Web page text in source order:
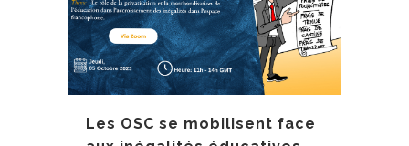
Les OSC se mobilisent face